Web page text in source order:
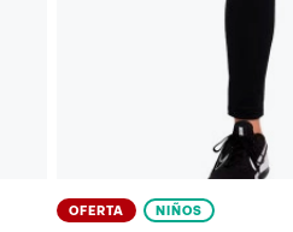
OFERTA NIÑOS